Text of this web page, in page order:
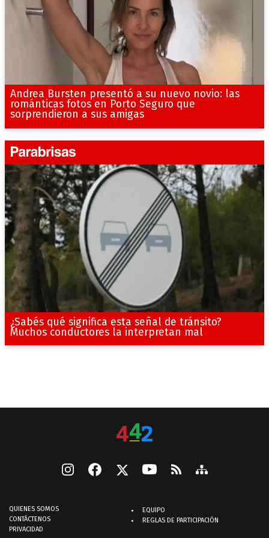
Andrea Bursten presentó a su nuevo novio: las
románticas fotos en Porto Seguro que
sorprendieron a sus amigas
¿Sabés qué significa esta señal de tránsito?
Muchos conductores la interpretan mal
QUIENES SOMOS
CONTÁCTENOS
PRIVACIDAD
EQUIPO
REGLAS DE PARTICIPACIÓN